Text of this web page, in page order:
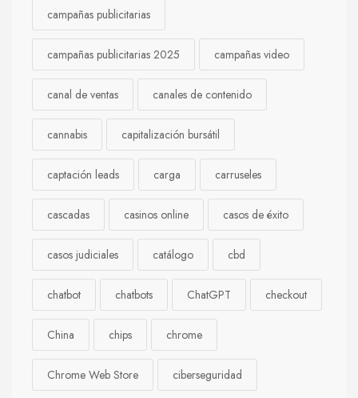
campañas publicitarias
campañas publicitarias 2025 campañas video
canal de ventas canales de contenido
cannabis capitalización bursátil
captación leads carga carruseles
cascadas casinos online casos de éxito
casos judiciales catálogo cbd
chatbot chatbots ChatGPT checkout
China chips chrome
Chrome Web Store ciberseguridad